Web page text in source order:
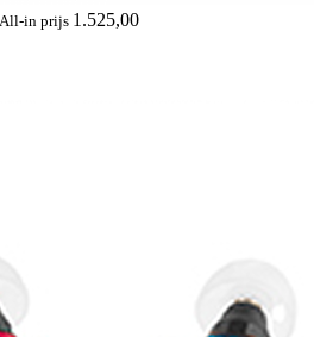
All-in prijs 1.525,00